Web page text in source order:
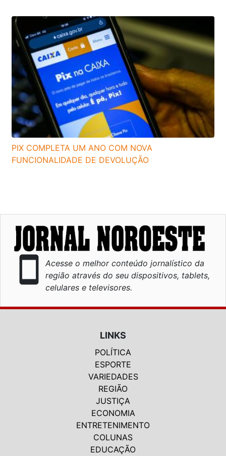
PIX COMPLETA UM ANO COM NOVA
FUNCIONALIDADE DE DEVOLUÇÃO
smartphone
Acesse o melhor conteúdo jornalístico da
região através do seu dispositivos, tablets,
celulares e televisores.
LINKS
POLÍTICA
ESPORTE
VARIEDADES
REGIÃO
JUSTIÇA
ECONOMIA
ENTRETENIMENTO
COLUNAS
EDUCAÇÃO